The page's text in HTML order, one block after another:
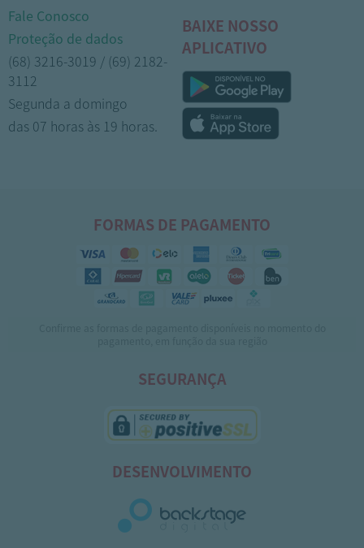
Fale Conosco
Proteção de dados
(68) 3216-3019 / (69) 2182-
3112
Segunda a domingo
das 07 horas às 19 horas.
BAIXE NOSSO
APLICATIVO
FORMAS DE PAGAMENTO
SEGURANÇA
DESENVOLVIMENTO